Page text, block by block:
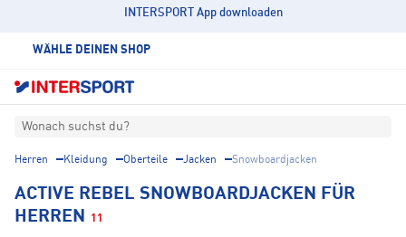
INTERSPORT App downloaden
WÄHLE DEINEN SHOP
Wonach suchst du?
Herren Kleidung Oberteile Jacken Snowboardjacken
ACTIVE REBEL SNOWBOARDJACKEN FÜR
HERREN
11